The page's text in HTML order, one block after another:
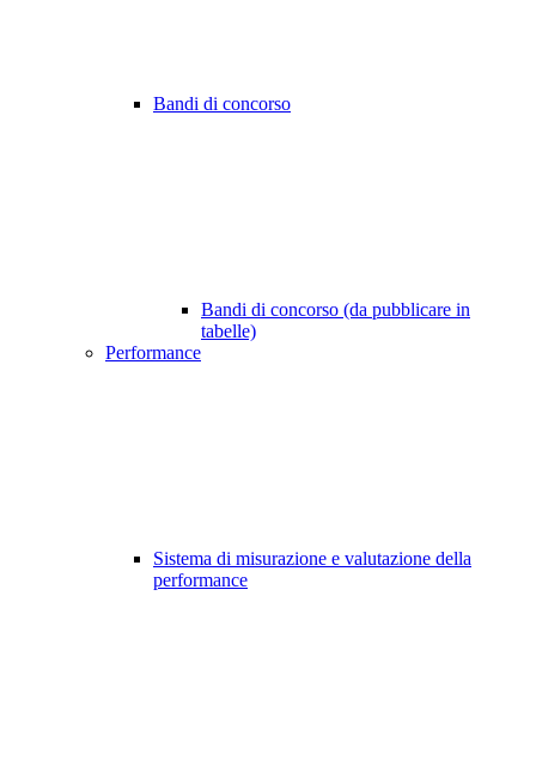
Bandi di concorso
Bandi di concorso (da pubblicare in
tabelle)
Performance
Sistema di misurazione e valutazione della
performance